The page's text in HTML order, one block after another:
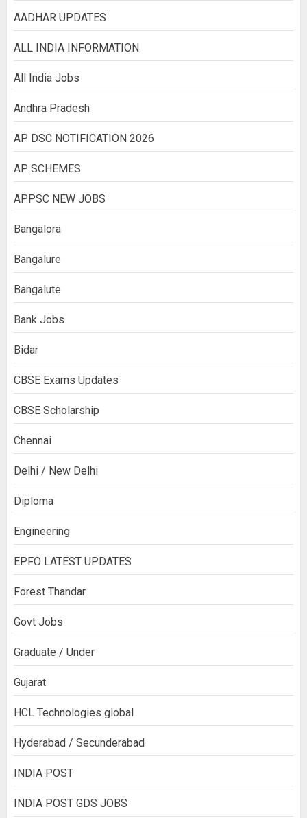
AADHAR UPDATES
ALL INDIA INFORMATION
All India Jobs
Andhra Pradesh
AP DSC NOTIFICATION 2026
AP SCHEMES
APPSC NEW JOBS
Bangalora
Bangalure
Bangalute
Bank Jobs
Bidar
CBSE Exams Updates
CBSE Scholarship
Chennai
Delhi / New Delhi
Diploma
Engineering
EPFO LATEST UPDATES
Forest Thandar
Govt Jobs
Graduate / Under
Gujarat
HCL Technologies global
Hyderabad / Secunderabad
INDIA POST
INDIA POST GDS JOBS